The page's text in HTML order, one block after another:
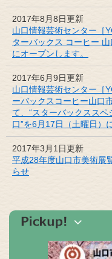
2017年8月8日更新
山口情報芸術センター［
ターバックス コーヒー
にオープンします。
2017年6月9日更新
山口情報芸術センター［
ーバックスコーヒー山口
て、“スターバックスス
口”を6月17日（土曜日）
2017年3月1日更新
平成28年度山口市美術展
らせ